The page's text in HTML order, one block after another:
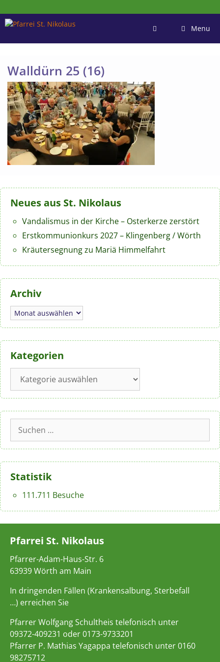
Inhalt
springen
Menu
Walldürn 25 (16)
Neues aus St. Nikolaus
Vandalismus in der Kirche – Osterkerze zerstört
Erstkommunionkurs 2027 – Klingenberg / Wörth
Kräutersegnung zu Mariä Himmelfahrt
Archiv
Archiv
Kategorien
Kategorien
Suchen
nach:
Statistik
111.711 Besuche
Pfarrei St. Nikolaus
Pfarrer-Adam-Haus-Str. 6
63939 Wörth am Main
In dringenden Fällen (Krankensalbung, Sterbefall
…) erreichen Sie
Pfarrer Wolfgang Schultheis telefonisch unter
09372-409231 oder 0173-9733201
Pfarrer P. Mathias Yagappa telefonisch unter 0160
98275712